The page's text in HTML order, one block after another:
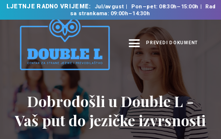
LJETNJE RADNO VRIJEME: Jul/avgust Pon–pet: 08:30h–15:00h
Rad
sa strankama: 09:00h–14:30h
PREVEDI DOKUMENT
NASLOVNA
O NAMA
NAŠE USLUGE
ŠKOLA STRANIH
JEZIKA
Dobrodošli u Double L -
Vaš put do jezičke izvrsnosti